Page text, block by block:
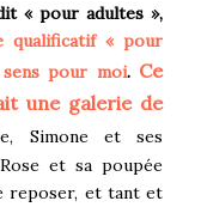
« pour adultes »,
qualificatif « pour
sens pour moi. Ce
une galerie de
Simone et ses
et sa poupée
reposer, et tant et